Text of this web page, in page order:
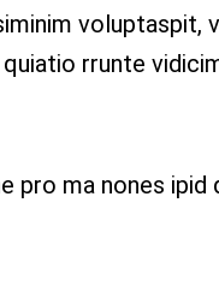
voluptaspit,
rrunte
pro ma nones